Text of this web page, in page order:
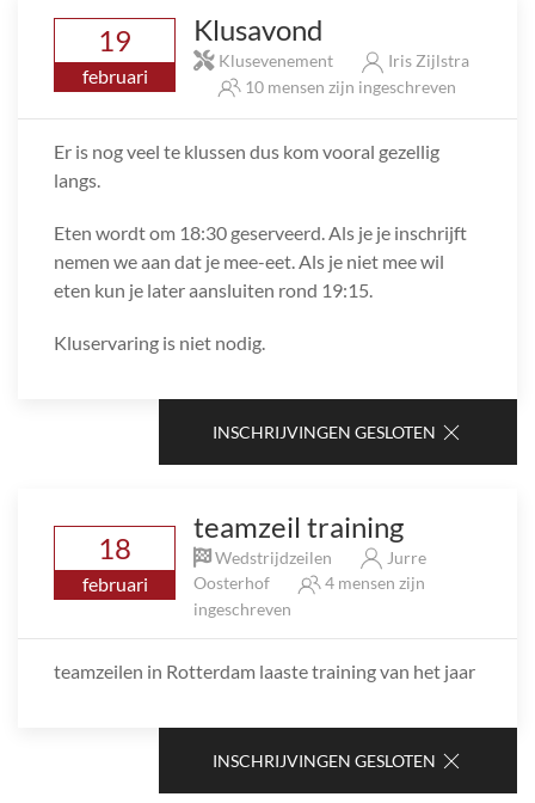
19
februari
Klusavond
Klusevenement
Iris Zijlstra
10 mensen zijn ingeschreven
Er is nog veel te klussen dus kom vooral gezellig
langs.
Eten wordt om 18:30 geserveerd. Als je je inschrijft
nemen we aan dat je mee-eet. Als je niet mee wil
eten kun je later aansluiten rond 19:15.
Kluservaring is niet nodig.
INSCHRIJVINGEN GESLOTEN
18
februari
teamzeil training
Wedstrijdzeilen
Jurre
Oosterhof
4 mensen zijn
ingeschreven
teamzeilen in Rotterdam laaste training van het jaar
INSCHRIJVINGEN GESLOTEN